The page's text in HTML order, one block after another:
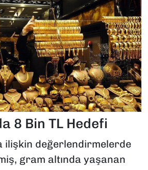
8 Bin TL Hedefi
ilişkin değerlendirmelerde
gram altında yaşanan